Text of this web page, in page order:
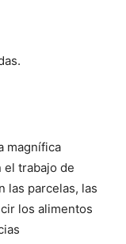
magnífica
el trabajo de
las parcelas, las
los alimentos